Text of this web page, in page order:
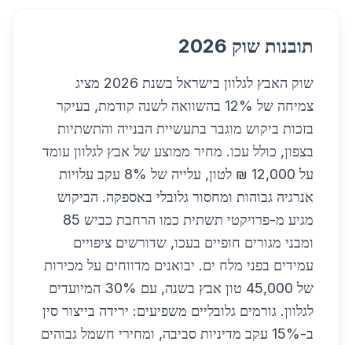
תובנות שוק 2026
שוק האבץ לגלוון בישראל בשנת 2026 מציג
צמיחה של 12% בהשוואה לשנה קודמת, בעיקר
בזכות ביקוש מוגבר בתעשיית הבנייה והתשתיות
בצפון, כולל עכו. מחיר ממוצע של אבץ לגלוון עומד
על 12,000 ₪ לטון, עלייה של 8% עקב עלויות
אנרגיה גבוהות ומחסור גלובלי באספקה. הביקוש
מגיע מ-פרויקטי תשתית כמו הרחבת כביש 85
ומבני מגורים חופיים בעכו, שדורשים ציפויים
עמידים בפני מלח ים. יבואנים מדווחים על מכירות
של 45,000 טון אבץ בשנה, עם 30% המיועדים
לגלוון. גורמים גלובליים משפיעים: ירידה בייצור סין
ב-15% עקב מדיניות סביבה, ומחירי חשמל גבוהים